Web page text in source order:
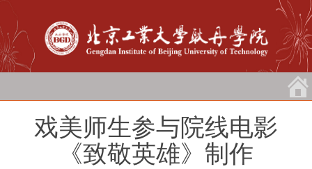
戏美师生参与院线电影
《致敬英雄》制作